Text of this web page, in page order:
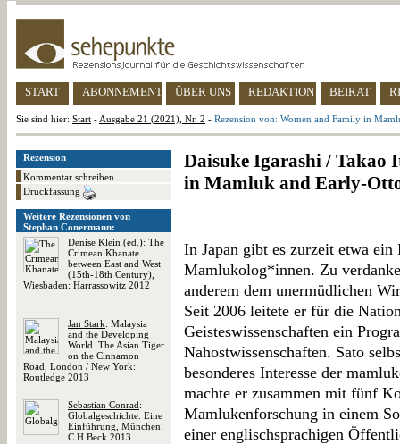
START ABONNEMENT ÜBER UNS REDAKTION BEIRAT
Sie sind hier: Start - Ausgabe 21 (2021), Nr. 2 - Rezension von: Women and Family in
Rezension
Kommentar schreiben
Druckfassung
Weitere Rezensionen von
Stephan Conermann:
Denise Klein (ed.): The
Crimean Khanate
between East and West
(15th-18th Century),
Wiesbaden: Harrassowitz 2012
Jan Stark: Malaysia
and the Developing
World. The Asian Tiger
on the Cinnamon
Road, London / New York:
Routledge 2013
Sebastian Conrad:
Globalgeschichte. Eine
Einführung, München:
C.H.Beck 2013
Daisuke Igarashi / Takao
in Mamluk and Early-
In Japan gibt es zurzeit etwa
Mamlukolog*innen. Zu
anderem dem unermüdlichen
Seit 2006 leitete er für die
Geisteswissenschaften ein
Nahostwissenschaften. Sato
besonderes Interesse der
machte er zusammen mit fünf
Mamlukenforschung in einem
einer englischsprachigen